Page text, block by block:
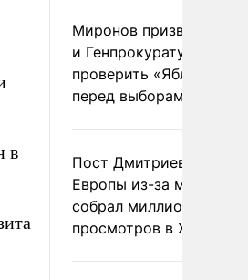
в
Миронов призвал
и Генпрокуратуру
проверить «Яблоко»
перед выборами
Пост Дмитриева о
Европы из-за
собрал миллион
просмотров в X